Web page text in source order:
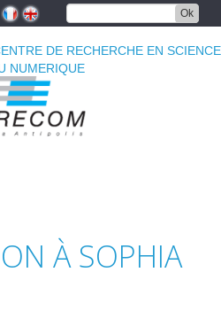
Ok
DE RECHERCHE EN
NUMERIQUE
À SOPHIA